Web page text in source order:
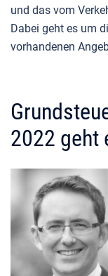
und das vom
Dabei geht es um
vorhandenen
2022 geht